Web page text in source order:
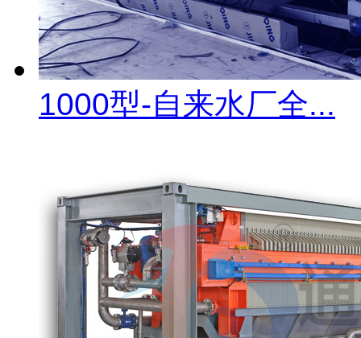
1000型-自来水厂全...